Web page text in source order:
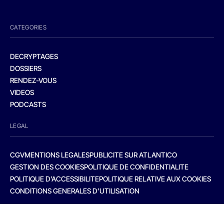
CATEGORIES
DECRYPTAGES
DOSSIERS
RENDEZ-VOUS
VIDEOS
PODCASTS
LEGAL
CGVMENTIONS LEGALESPUBLICITE SUR ATLANTICO
GESTION DES COOKIESPOLITIQUE DE CONFIDENTIALITE
POLITIQUE D’ACCESSIBILITEPOLITIQUE RELATIVE AUX COOKIES
CONDITIONS GENERALES D’UTILISATION